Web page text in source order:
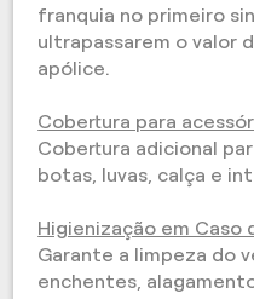
franquia no primeiro
ultrapassarem o valor
apólice.
Cobertura para
Cobertura adicional
botas, luvas, calça e
Higienização em Caso
Garante a limpeza do
enchentes,